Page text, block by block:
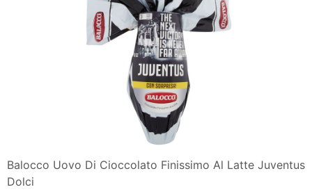
Balocco Uovo Di Cioccolato Finissimo Al Latte Juventus
Dolci